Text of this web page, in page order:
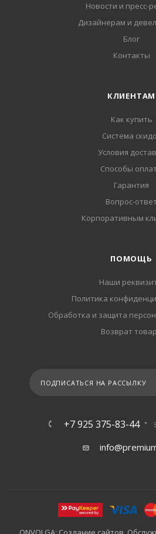
Новости и пресс-
Дизайнерам и
Блог
Контакты
КЛИЕНТАМ
Как купить
Система
Условия
Способы
Гарантия
Вопрос-ответ
Корпоративным
ПОМОЩЬ
Наши
Политика
Обработка и защита
Возврат
ПОДПИСАТЬСЯ НА РАССЫЛКУ
+7 925 375-83-44